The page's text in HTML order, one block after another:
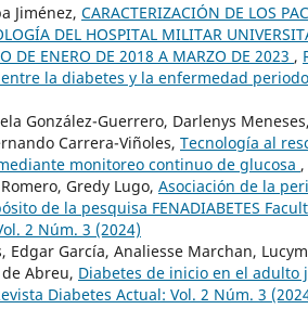
Jiménez, CARACTERIZACIÓN DE LOS
DEL HOSPITAL MILITAR
DE ENERO DE 2018 A MARZO DE 2023 ,
entre la diabetes y la enfermedad
González-Guerrero, Darlenys
Carrera-Viñoles, Tecnología al
monitoreo continuo de glucosa ,
Gredy Lugo, Asociación de la
de la pesquisa FENADIABETES
2 Núm. 3 (2024)
Edgar García, Analiesse Marchan,
Abreu, Diabetes de inicio en el adulto
Diabetes Actual: Vol. 2 Núm. 3